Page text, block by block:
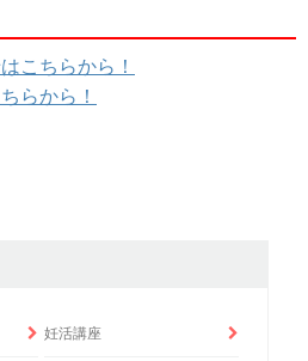
こちらから！
らから！
妊活講座